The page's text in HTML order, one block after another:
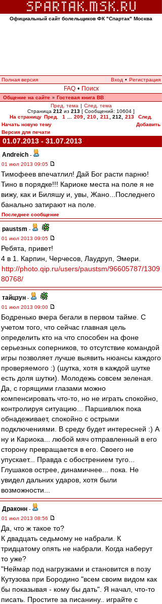
Официальный сайт болельщиков ФК "Спартак" Москва
Полная версия Вход • Регистрация
FAQ • Поиск
Общение на сайте » Гостевая книга ВВ
Пред. тема | След. тема
Страница 212 из 213 [ Сообщений: 10604 ]
На страницу Пред. 1 209 210 211 212 213
След.
Начать новую тему
Добавить
Версия для печати
01.07.2013 - 31.07.2013
Andreich -
01 июл 2013 09:05
Тимофеев впечатлил! Дай Бог расти парню!
Тино в порядке!!! Кариоке места на поле я не
вижу, как и Биляшу и, увы, Жано...Последнего
банально затирают на поле.
Последнее сообщение
paustsm -
01 июл 2013 09:05
Ребята, привет!
4 в 1. Карпин, Черчесов, Лаудруп, Эмери.
http://photo.qip.ru/users/paustsm/96605787/1309
80768/
тайцзун -
01 июл 2013 09:00
Бодренько вчера бегали в первом тайме. С
учетом того, что сейчас главная цель
определить кто на что способен на фоне
серьезных соперников, то отсутствие командой
игры позволяет лучше выявить нюансы каждого
проверяемого :) (шутка, хотя в каждой шутке
есть доля шутки). Молодежь совсем зеленая.
Да, с горящими глазами можно
компенсировать что-то, но не играть спокойно,
контролируя ситуацию... Паршивлюк пока
обнадеживает, спокойно с острыми
подключениями. В среду будет интересней :) А
ну и Кариока... любой мяч отправленный в его
сторону превращается в его. Своего не
упускает... Правда с обострением туго...
Глушаков острее, динамичнее... пока. Не
увидел дальних ударов, хотя были
возможности...
Драконн -
01 июл 2013 08:56
Да, что ж такое то?
К двадцать седьмому не набрали. К
тридцатому опять не набрали. Когда наберут
то уже?
"Неймар под нагрузками и становится в позу
Кутузова при Бородино "всем своим видом как
бы показывая - кому бы дать". Я начал, что-то
писать. Простите за писанину.. играйте с